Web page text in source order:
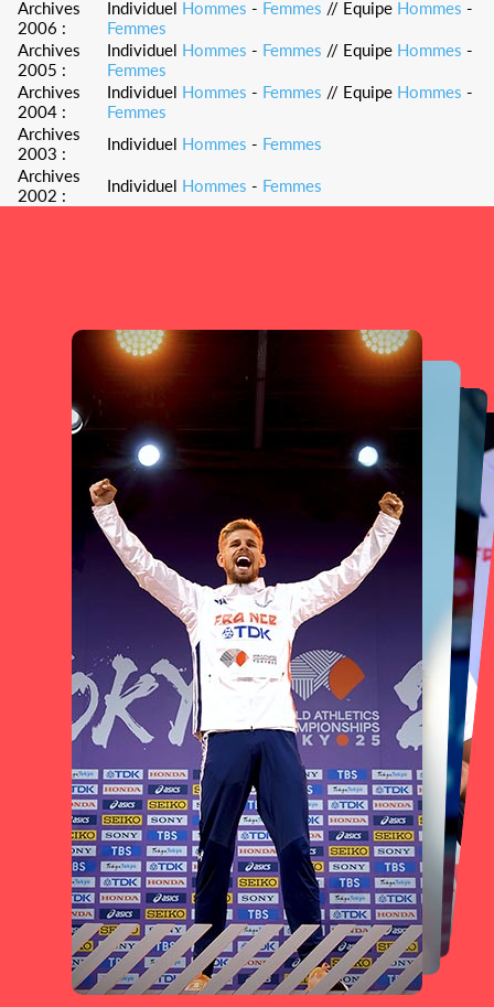
Archives
2006 :
Individuel Hommes - Femmes // Equipe Hommes -
Femmes
Archives
2005 :
Individuel Hommes - Femmes // Equipe Hommes -
Femmes
Archives
2004 :
Individuel Hommes - Femmes // Equipe Hommes -
Femmes
Archives
2003 :
Individuel Hommes - Femmes
Archives
2002 :
Individuel Hommes - Femmes